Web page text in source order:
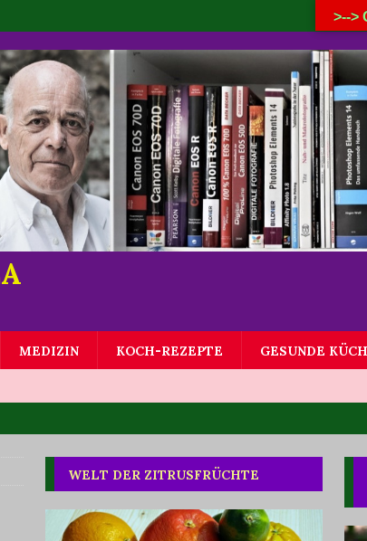
MEDIZIN KOCH-REZEPTE GESUNDE
WELT DER ZITRUSFRÜCHTE
>-->